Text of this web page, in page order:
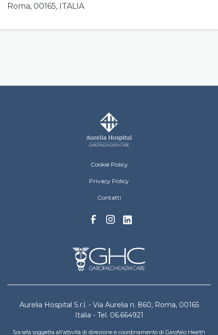
Roma, 00165, ITALIA
Aurelia Hospital Menu Footer
Cookie Policy
Privacy Policy
Contatti
Aurelia Hospital S.r.l. - Via Aurelia n. 860, Roma, 00165
Italia - Tel. 06.664921
Società soggetta all'attività di direzione e coordinamento di Garofalo Health